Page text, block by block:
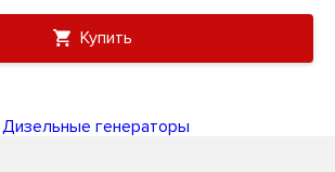
Купить
Дизельные генераторы